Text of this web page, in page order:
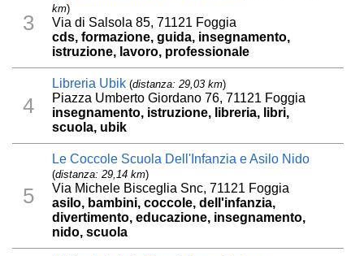
3
km)
Via di Salsola 85, 71121 Foggia
cds, formazione, guida, insegnamento,
istruzione, lavoro, professionale
4
Libreria Ubik (distanza: 29,03 km)
Piazza Umberto Giordano 76, 71121 Foggia
insegnamento, istruzione, libreria, libri,
scuola, ubik
5
Le Coccole Scuola Dell'Infanzia e Asilo Nido
(distanza: 29,14 km)
Via Michele Bisceglia Snc, 71121 Foggia
asilo, bambini, coccole, dell'infanzia,
divertimento, educazione, insegnamento,
nido, scuola